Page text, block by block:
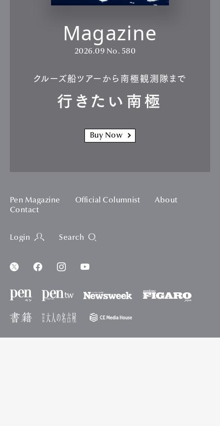
Magazine
2026.09 No. 580
クルーズ船ツアーから南極観測隊まで
行きたい南極
Buy Now
Pen Magazine Official Columnist
About
Contact
Login Search